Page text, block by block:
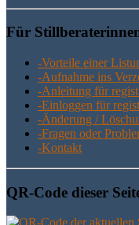
Für
-Vor­tei­le einer
-Auf­nah­me ins
-Anlei­tung für
-Ein­log­gen für
-Ände­rung /
-Fra­gen oder
-Kon­takt
QR-Code die­ser